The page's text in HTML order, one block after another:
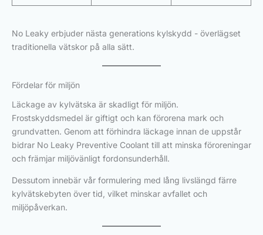
No Leaky erbjuder nästa generations kylskydd - överlägset
traditionella vätskor på alla sätt.
Fördelar för miljön
Läckage av kylvätska är skadligt för miljön.
Frostskyddsmedel är giftigt och kan förorena mark och
grundvatten. Genom att förhindra läckage innan de uppstår
bidrar No Leaky Preventive Coolant till att minska föroreningar
och främjar miljövänligt fordonsunderhåll.
Dessutom innebär vår formulering med lång livslängd färre
kylvätskebyten över tid, vilket minskar avfallet och
miljöpåverkan.